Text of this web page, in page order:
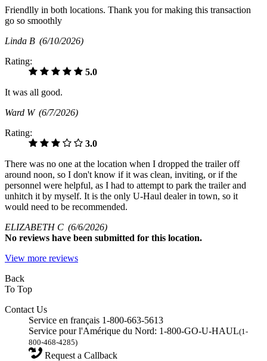
Friendlly in both locations. Thank you for making this transaction
go so smoothly
Linda B (6/10/2026)
Rating:
5.0
It was all good.
Ward W (6/7/2026)
Rating:
3.0
There was no one at the location when I dropped the trailer off
around noon, so I don't know if it was clean, inviting, or if the
personnel were helpful, as I had to attempt to park the trailer and
unhitch it by myself. It is the only U-Haul dealer in town, so it
would need to be recommended.
ELIZABETH C (6/6/2026)
No reviews have been submitted for this location.
View more reviews
Back
To Top
Contact Us
Service en français 1-800-663-5613
Service pour l'Amérique du Nord: 1-800-GO-U-HAUL(1-
800-468-4285)
Request a Callback